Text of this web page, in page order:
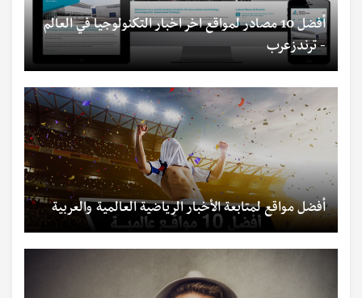
أفضل 10 مصادر لمواقع اخر اخبار التكنولوجيا في العالم
- ترندزعرب
أفضل مواقع لمتابعة الأخبار الرياضية العالمية والعربية